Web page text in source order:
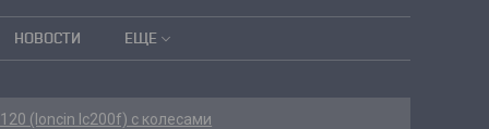
НОВОСТИ ЕЩЕ
(loncin lc200f) с колесами